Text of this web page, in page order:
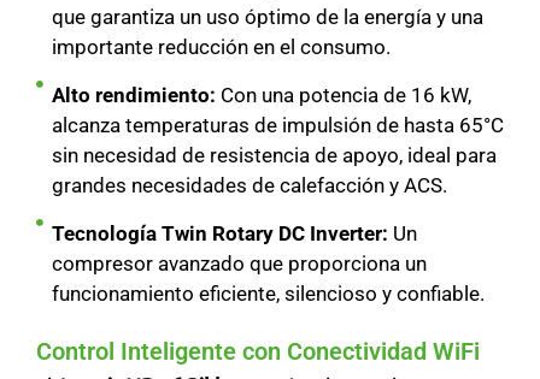
que garantiza un uso óptimo de la energía y una
importante reducción en el consumo.
Alto rendimiento: Con una potencia de 16 kW,
alcanza temperaturas de impulsión de hasta 65°C
sin necesidad de resistencia de apoyo, ideal para
grandes necesidades de calefacción y ACS.
Tecnología Twin Rotary DC Inverter: Un
compresor avanzado que proporciona un
funcionamiento eficiente, silencioso y confiable.
Control Inteligente con Conectividad WiFi